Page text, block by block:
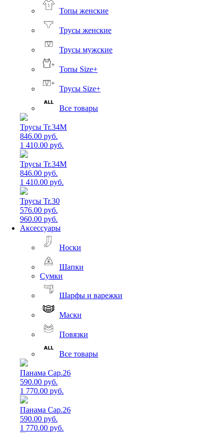
Топы женские
Трусы женские
Трусы мужские
Топы Size+
Трусы Size+
Все товары
Трусы Tr.34M
846.00 руб.
1 410.00 руб.
Трусы Tr.34M
846.00 руб.
1 410.00 руб.
Трусы Tr.30
576.00 руб.
960.00 руб.
Аксессуары
Носки
Шапки
Сумки
Шарфы и варежки
Маски
Повязки
Все товары
Панама Cap.26
590.00 руб.
1 770.00 руб.
Панама Cap.26
590.00 руб.
1 770.00 руб.